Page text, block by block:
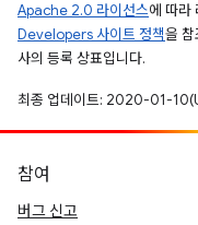
Apache 2.0 라이선스에 따라
Developers 사이트 정책을
사의 등록 상표입니다.
최종 업데이트: 2020-01-
참여
버그 신고